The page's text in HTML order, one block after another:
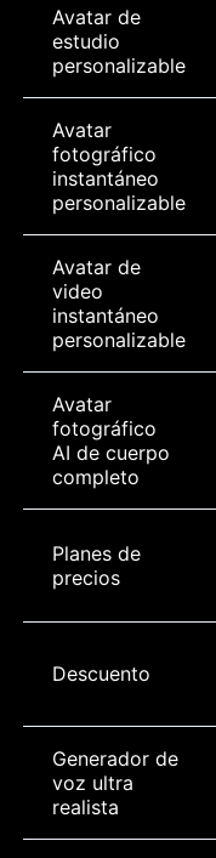
Avatar de
estudio
personalizable
Avatar
fotográfico
instantáneo
personalizable
Avatar de
video
instantáneo
personalizable
Avatar
fotográfico
AI de cuerpo
completo
Planes de
precios
Descuento
Generador de
voz ultra
realista